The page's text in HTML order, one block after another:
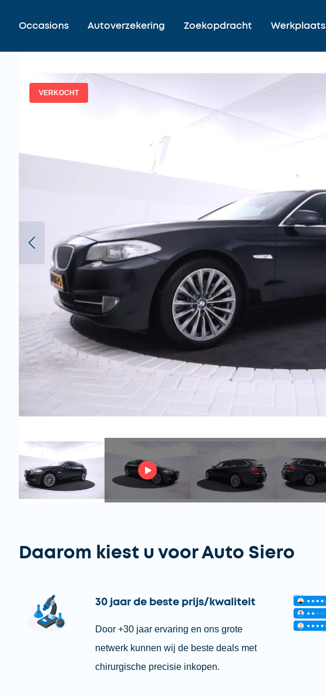
Occasions Autoverzekering Zoekopdracht Werkplaats
VERKOCHT
Daarom kiest u voor Auto Siero
30 jaar de beste prijs/kwaliteit
Door +30 jaar ervaring en ons grote
netwerk kunnen wij de beste deals met
chirurgische precisie inkopen.